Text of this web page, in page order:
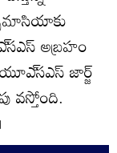
అబ్రహం
జార్జ్‌